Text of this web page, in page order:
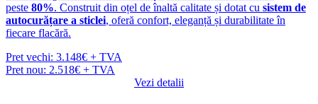
peste 80%. Construit din oțel de înaltă calitate și dotat cu sistem de
autocurățare a sticlei, oferă confort, eleganță și durabilitate în
fiecare flacără.
Pret vechi: 3.148€ + TVA
Pret nou: 2.518€ + TVA
Vezi detalii